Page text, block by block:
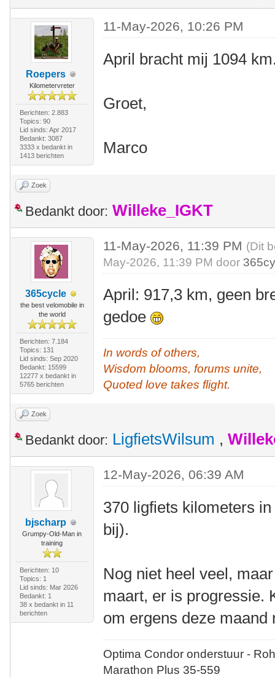
Roepers
Kilometervreter
Berichten: 2.883
Topics: 90
Lid sinds: Apr 2017
Bedankt: 3087
3333 x bedankt in
1413 berichten
11-May-2026, 10:26 PM
April bracht mij 1094
Groet,
Marco
Zoek
Bedankt door: Willeke_IGKT
365cycle
the best velomobile in
the world
Berichten: 7.184
Topics: 131
Lid sinds: Sep 2020
Bedankt: 15599
12277 x bedankt in
5765 berichten
11-May-2026, 11:39 PM (Dit
May-2026, 11:39 PM door
April: 917,3 km, geen
gedoe
In words of others,
Wisdom blooms, forums unite,
Quoted love takes flight.
Zoek
Bedankt door: LigfietsWilsum ,
bjscharp
Grumpy-Old-Man in
training
Berichten: 10
Topics: 1
Lid sinds: Mar 2026
Bedankt: 1
38 x bedankt in 11
berichten
12-May-2026, 06:39 AM
370 ligfiets kilometers
bij).
Nog niet heel veel,
maart, er is progressie.
om ergens deze maand
Optima Condor onderstuur -
Marathon Plus 35-559